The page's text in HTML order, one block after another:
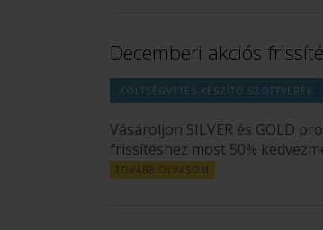
Decemberi akciós
KÖLTSÉGVETÉS-KÉSZÍTŐ SZOFTVEREK
Vásároljon SILVER és GOLD
frissítéshez most 50%
TOVÁBB OLVASOM